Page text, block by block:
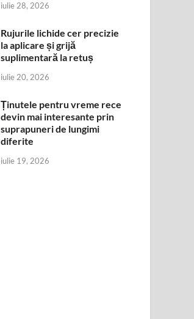
iulie 28, 2026
Rujurile lichide cer precizie
la aplicare și grijă
suplimentară la retuș
iulie 20, 2026
Ținutele pentru vreme rece
devin mai interesante prin
suprapuneri de lungimi
diferite
iulie 19, 2026